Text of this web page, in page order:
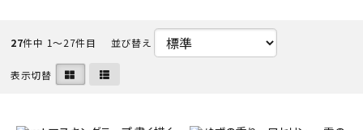
ご利用ガイド
海外顧客 會員申請?法
27件中 1〜27件目 並び替え
表示切替